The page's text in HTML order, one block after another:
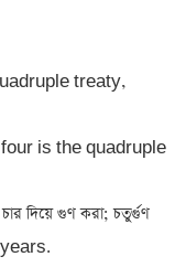
treaty,
four is the quadruple
দিয়ে গুণ করা; চতুর্গুণ